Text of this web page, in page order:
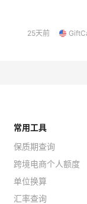
25天前
常用工具
保质期查询
跨境电商个人额度
单位换算
汇率查询